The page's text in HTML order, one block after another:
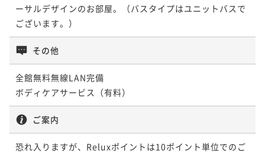
ーサルデザインのお部屋。（バスタイプはユニットバスで
ございます。）
その他
全館無料無線LAN完備
ボディケアサービス（有料）
ご案内
恐れ入りますが、Reluxポイントは10ポイント単位でのご